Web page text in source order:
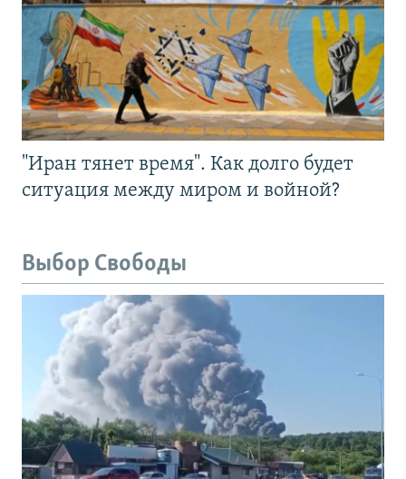
"Иран тянет время". Как долго будет
ситуация между миром и войной?
Выбор Свободы